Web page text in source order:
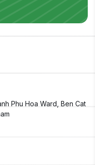
Phu Hoa Ward, Ben Cat